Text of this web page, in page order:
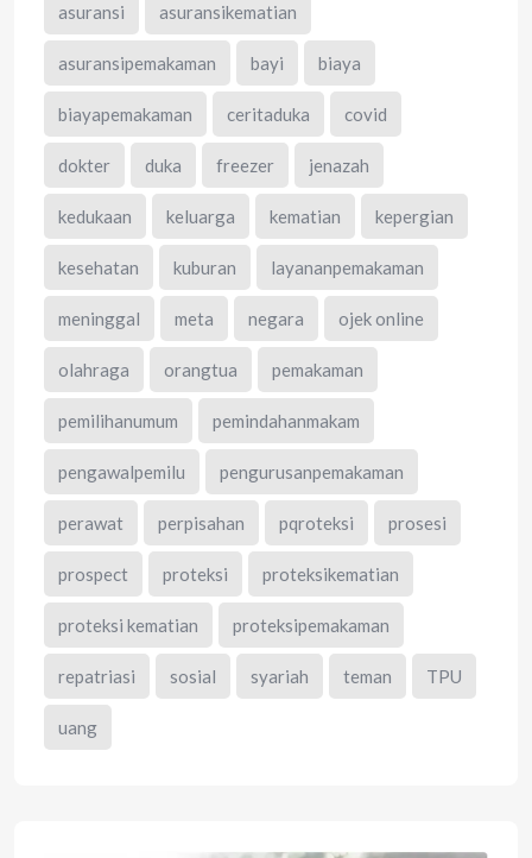
asuransi asuransikematian
asuransipemakaman bayi biaya
biayapemakaman ceritaduka covid
dokter duka freezer jenazah
kedukaan keluarga kematian kepergian
kesehatan kuburan layananpemakaman
meninggal meta negara ojek online
olahraga orangtua pemakaman
pemilihanumum pemindahanmakam
pengawalpemilu pengurusanpemakaman
perawat perpisahan pqroteksi prosesi
prospect proteksi proteksikematian
proteksi kematian proteksipemakaman
repatriasi sosial syariah teman TPU
uang